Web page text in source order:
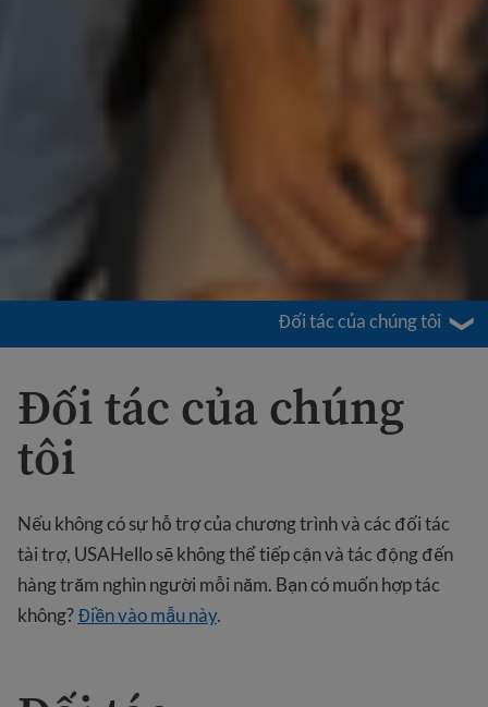
Đối tác của chúng tôi
Đối tác của chúng
tôi
Nếu không có sự hỗ trợ của chương trình và các đối tác
tài trợ, USAHello sẽ không thể tiếp cận và tác động đến
hàng trăm nghìn người mỗi năm. Bạn có muốn hợp tác
không?Điền vào mẫu này.